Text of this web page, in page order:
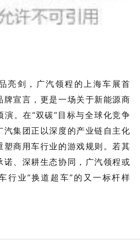
亮剑，广汽领程的上海车展首
牌宣言，更是一场关于新能源商
演。在“双碳”目标与全球化竞争
汽集团正以深度的产业链自主化
塑商用车行业的游戏规则。若其
诺、深耕生态协同，广汽领程或
行业“换道超车”的又一标杆样